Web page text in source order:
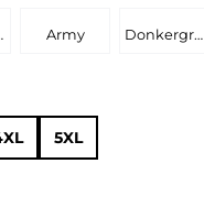
Army Donkergrijs
5XL